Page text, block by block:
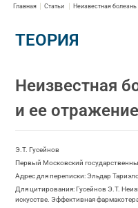
Главная Статьи Неизвестная
ТЕОРИЯ
Неизвестная
и ее
Э.Т. Гусейнов
Первый Московский
Адрес для переписки: Эльдар
Для цитирования: Гусейнов Э.Т.
искусстве. Эффективная